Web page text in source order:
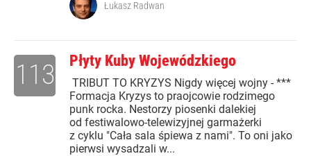
Łukasz Radwan
Płyty Kuby Wojewódzkiego
TRIBUT TO KRYZYS Nigdy więcej wojny - ***
Formacja Kryzys to praojcowie rodzimego
punk rocka. Nestorzy piosenki dalekiej
od festiwalowo-telewizyjnej garmażerki
z cyklu "Cała sala śpiewa z nami". To oni jako
pierwsi wysadzali w...
113